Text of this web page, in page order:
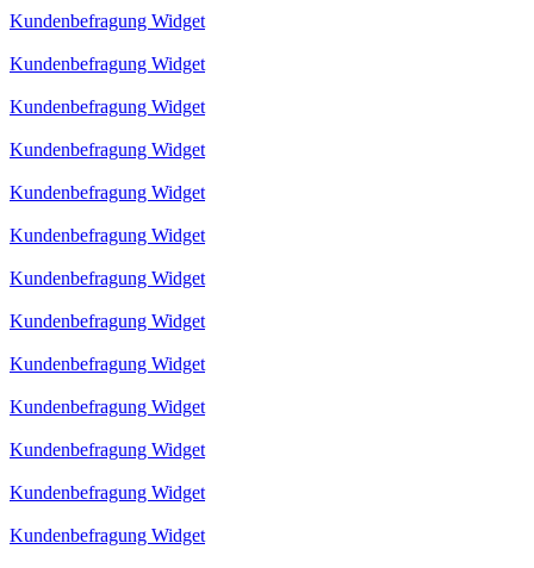
Kundenbefragung Widget
Kundenbefragung Widget
Kundenbefragung Widget
Kundenbefragung Widget
Kundenbefragung Widget
Kundenbefragung Widget
Kundenbefragung Widget
Kundenbefragung Widget
Kundenbefragung Widget
Kundenbefragung Widget
Kundenbefragung Widget
Kundenbefragung Widget
Kundenbefragung Widget